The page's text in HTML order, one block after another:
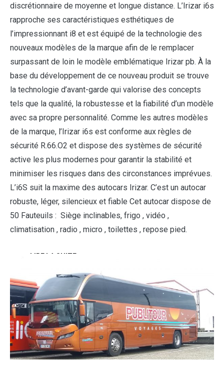
discrétionnaire de moyenne et longue distance. L’Irizar i6s
rapproche ses caractéristiques esthétiques de
l’impressionnant i8 et est équipé de la technologie des
nouveaux modèles de la marque afin de le remplacer
surpassant de loin le modèle emblématique Irizar pb. À la
base du développement de ce nouveau produit se trouve
la technologie d’avant-garde qui valorise des concepts
tels que la qualité, la robustesse et la fiabilité d’un modèle
avec sa propre personnalité. Comme les autres modèles
de la marque, l’Irizar i6s est conforme aux règles de
sécurité R.66.O2 et dispose des systèmes de sécurité
active les plus modernes pour garantir la stabilité et
minimiser les risques dans des circonstances imprévues.
L’i6S suit la maxime des autocars Irizar. C’est un autocar
robuste, léger, silencieux et fiable Cet autocar dispose de
50 Fauteuils : Siège inclinables, frigo , vidéo ,
climatisation , radio , micro , toilettes , repose pied.
LIRE LA SUITE